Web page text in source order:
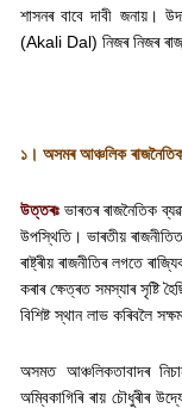
শাসনৰ বাবে দাবী জনায়।
(Akali Dal) নিজৰ নিজৰ
১। অসমৰ আঞ্চলিক ৰাজনৈতিক
উত্তৰঃ ভাৰতৰ ৰাজনৈতিক
উপস্থিতি। ভাৰতীয়
ৰাষ্ট্ৰীয় ৰাজনীতিৰ লগতে
কৰাৰ ক্ষেত্ৰত সমস্যাৰ সৃষ্টি
বিশিষ্ট স্থান লাভ কৰিবলৈ
অসমত আঞ্চলিকতাবাদৰ
অম্বিকাগিৰি ৰায় চৌধুৰীৰ